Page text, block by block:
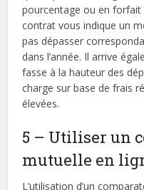
pourcentage ou en forfait
contrat vous indique un
pas dépasser
dans l’année. Il arrive
fasse à la hauteur des
charge sur base de frais
élevées.
5 – Utiliser un
mutuelle en
L’utilisation d’un